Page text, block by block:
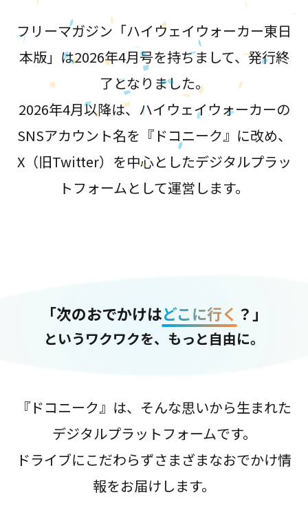
フリーマガジン「ハイウェイウォーカー東日
本版」は2026年4月号を持ちまして、発行終
了となりました。
2026年4月以降は、ハイウェイウォーカーの
SNSアカウント名を『ドコニーク』に改め、
X（旧Twitter）を中心としたデジタルプラッ
トフォームとして運営します。
「次のおでかけはどこに行く ？」
というワクワクを、もっと自由に。
『ドコニーク』は、そんな思いから生まれた
デジタルプラットフォームです。
ドライブにこだわらずさまざまなおでかけ情
報をお届けします。